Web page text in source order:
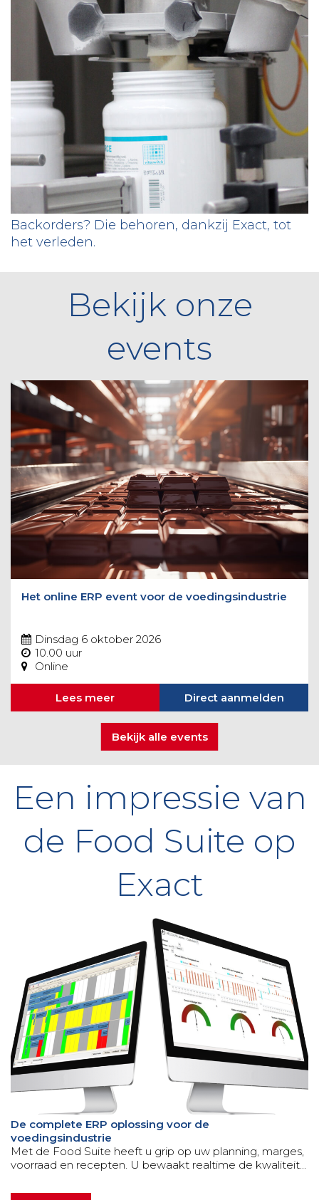
Backorders? Die behoren, dankzij Exact, tot
het verleden.
Bekijk onze
events
Het online ERP event voor de voedingsindustrie
Dinsdag 6 oktober 2026
10.00 uur
Online
Lees meer Direct aanmelden
Bekijk alle events
Een impressie van
de Food Suite op
Exact
De complete ERP oplossing voor de
voedingsindustrie
Met de Food Suite heeft u grip op uw planning, marges,
voorraad en recepten. U bewaakt realtime de kwaliteit...